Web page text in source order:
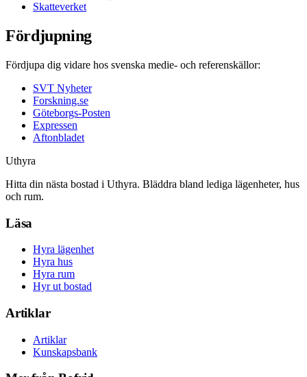
Skatteverket
Fördjupning
Fördjupa dig vidare hos svenska medie- och referenskällor:
SVT Nyheter
Forskning.se
Göteborgs-Posten
Expressen
Aftonbladet
Uthyra
Hitta din nästa bostad i Uthyra. Bläddra bland lediga lägenheter, hus
och rum.
Läsa
Hyra lägenhet
Hyra hus
Hyra rum
Hyr ut bostad
Artiklar
Artiklar
Kunskapsbank